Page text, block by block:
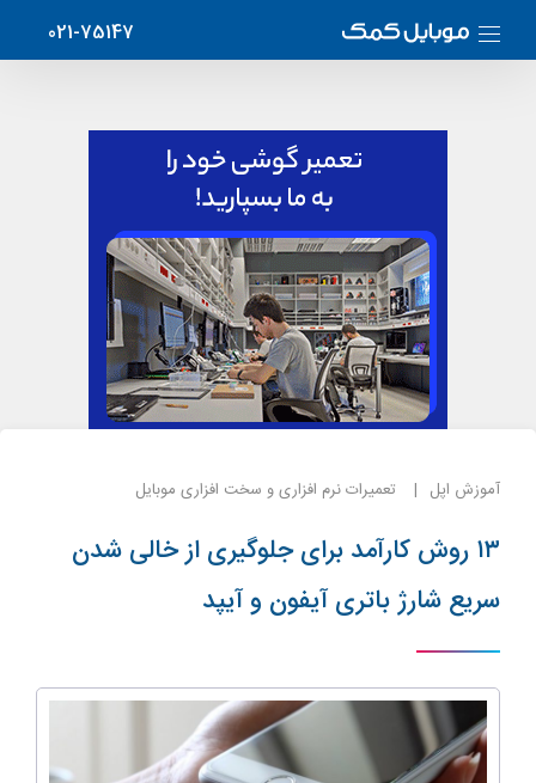
021-75147
آموزش اپل تعمیرات نرم افزاری و سخت افزاری موبایل
۱۳ روش کارآمد برای جلوگیری از خالی شدن
سریع شارژ باتری آیفون و آیپد